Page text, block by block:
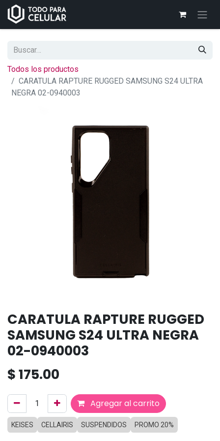
Todos los productos
CARATULA RAPTURE RUGGED SAMSUNG S24 ULTRA
NEGRA 02-0940003
CARATULA RAPTURE RUGGED
SAMSUNG S24 ULTRA NEGRA
02-0940003
$175.00
Agregar al carrito
KEISES CELLAIRIS SUSPENDIDOS PROMO 20%